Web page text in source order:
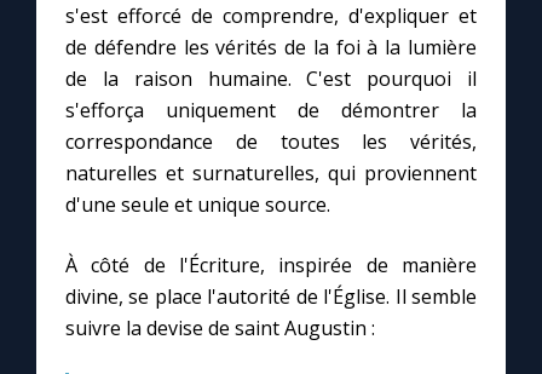
s'est efforcé de comprendre, d'expliquer et
de défendre les vérités de la foi à la lumière
de la raison humaine. C'est pourquoi il
s'efforça uniquement de démontrer la
correspondance de toutes les vérités,
naturelles et surnaturelles, qui proviennent
d'une seule et unique source.
À côté de l'Écriture, inspirée de manière
divine, se place l'autorité de l'Église. Il semble
suivre la devise de saint Augustin :